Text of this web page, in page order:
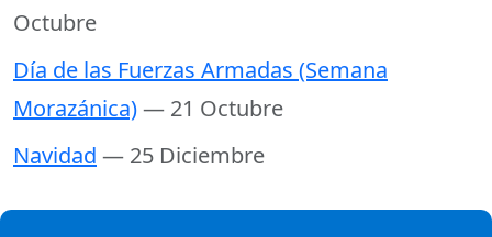
Octubre
Día de las Fuerzas Armadas (Semana
Morazánica)— 21 Octubre
Navidad — 25 Diciembre